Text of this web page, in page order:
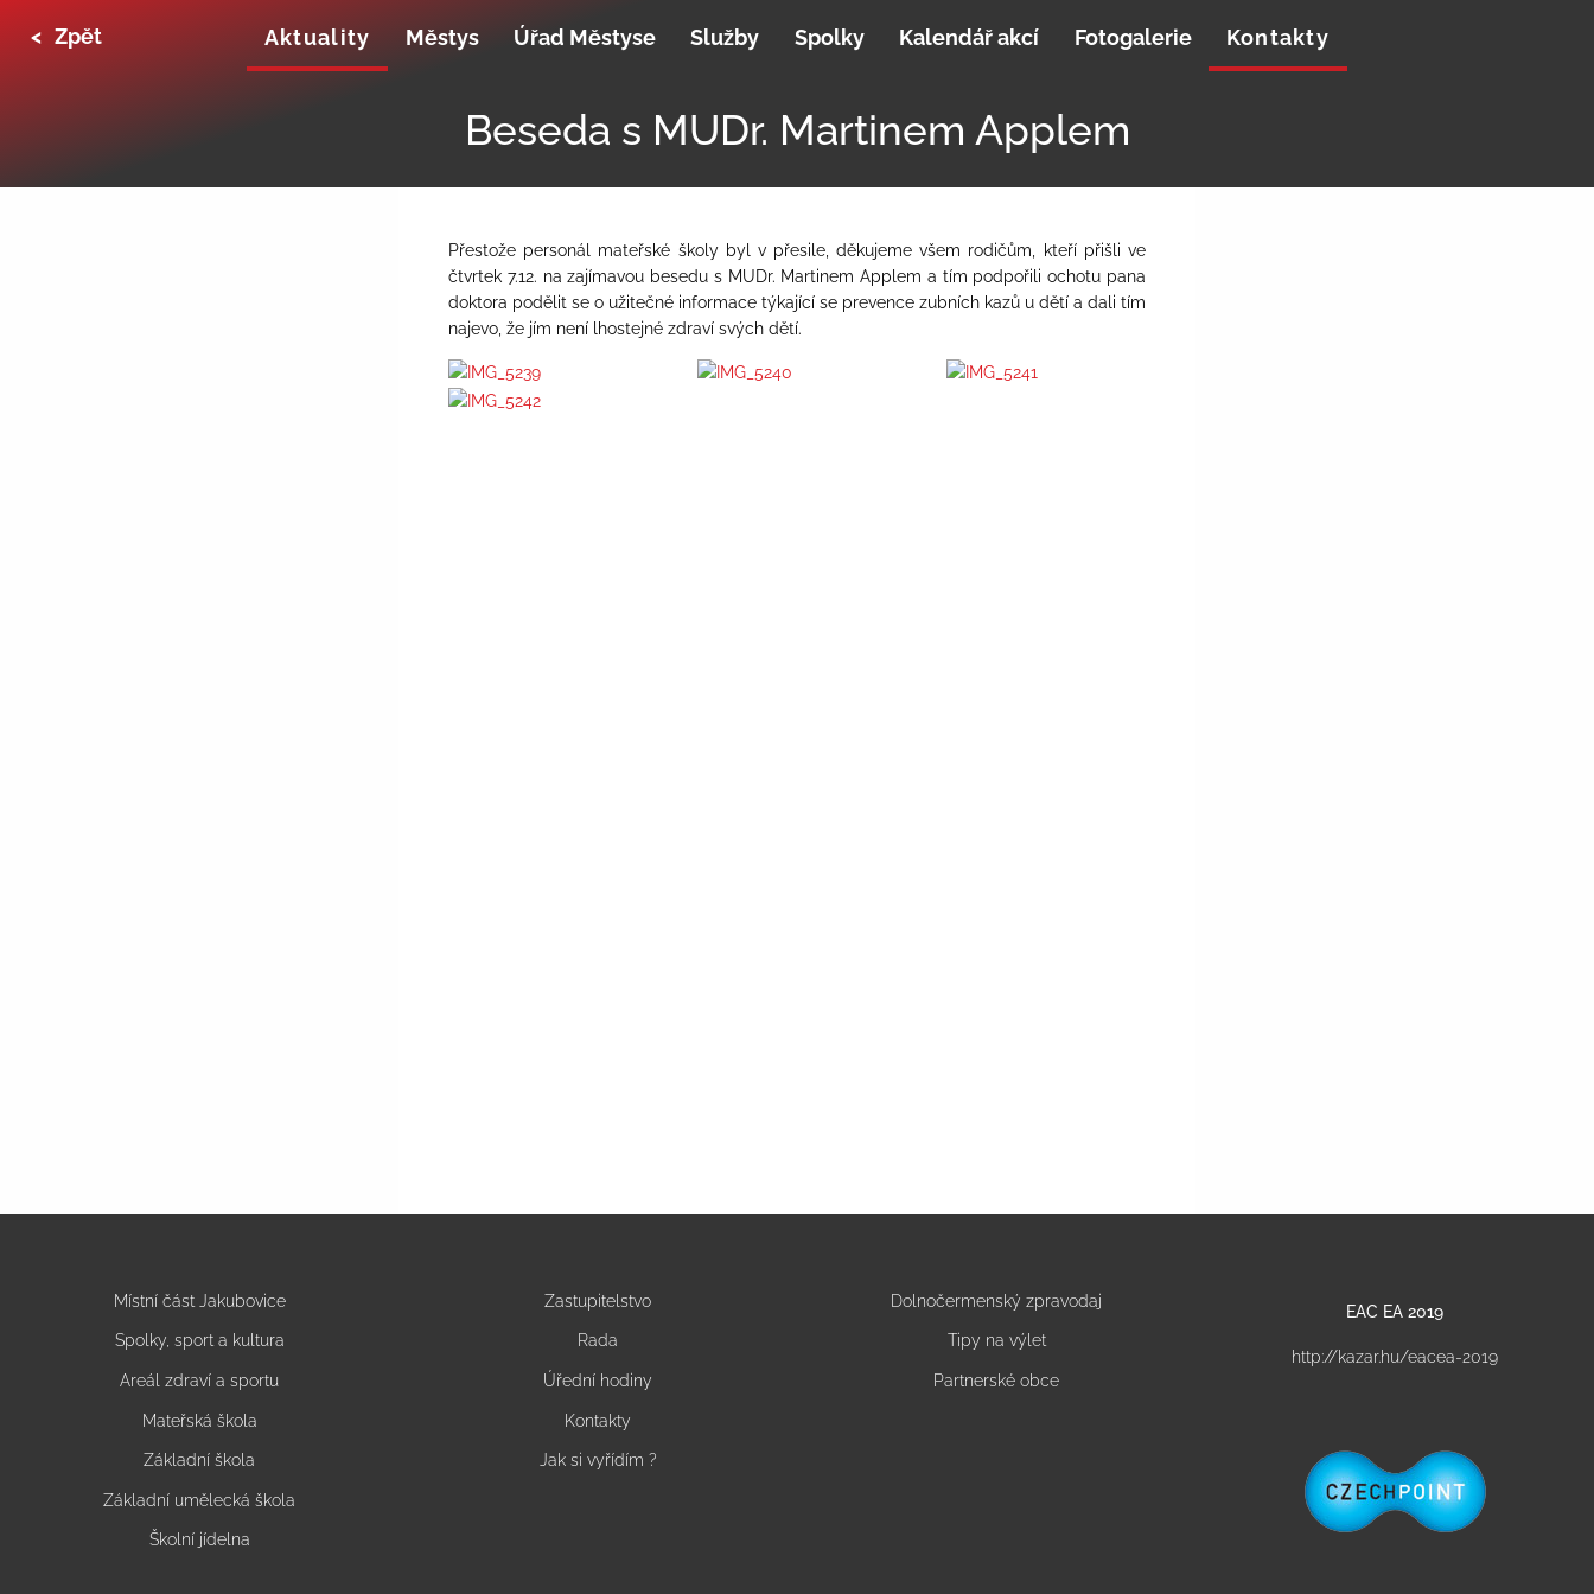
< Zpět Aktuality Městys Úřad Městyse Služby Spolky Kalendář akcí Fotogalerie Kontakty
Beseda s MUDr. Martinem Applem
Přestože personál mateřské školy byl v přesile, děkujeme všem rodičům, kteří přišli ve
čtvrtek 7.12. na zajímavou besedu s MUDr. Martinem Applem a tím podpořili ochotu pana
doktora podělit se o užitečné informace týkající se prevence zubních kazů u dětí a dali tím
najevo, že jím není lhostejné zdraví svých dětí.
Místní část Jakubovice
Spolky, sport a kultura
Areál zdraví a sportu
Mateřská škola
Základní škola
Základní umělecká škola
Školní jídelna
Zastupitelstvo
Rada
Úřední hodiny
Kontakty
Jak si vyřídím ?
Dolnočermenský zpravodaj
Tipy na výlet
Partnerské obce
EAC EA 2019
http://kazar.hu/eacea-2019